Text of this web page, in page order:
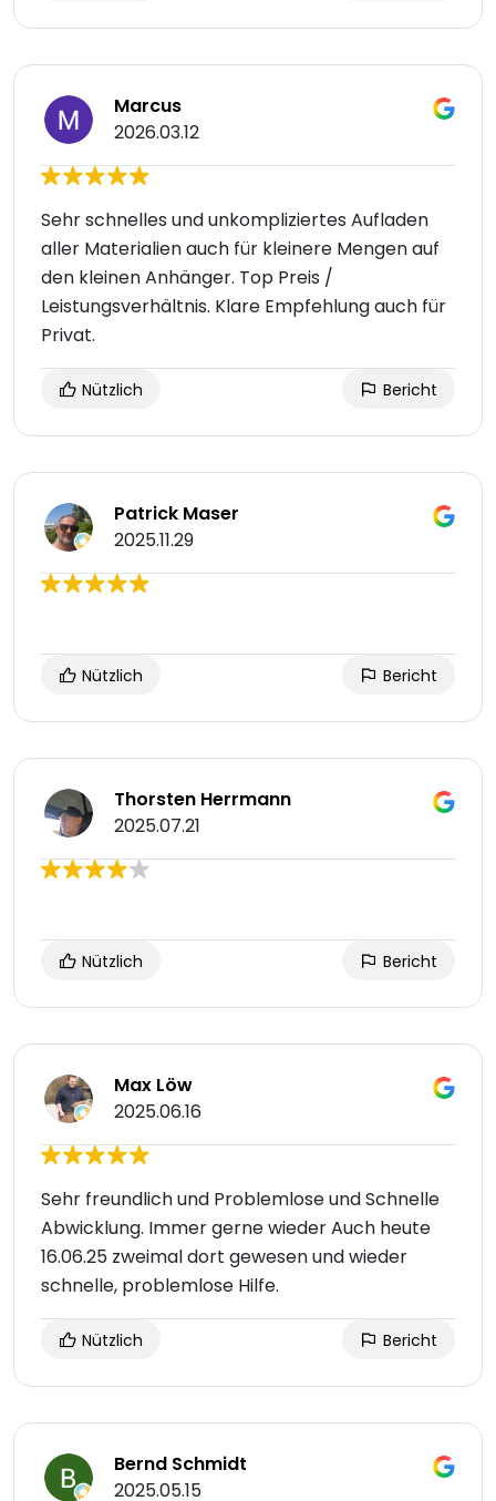
Marcus
2026.03.12
Sehr schnelles und unkompliziertes Aufladen
aller Materialien auch für kleinere Mengen auf
den kleinen Anhänger. Top Preis /
Leistungsverhältnis. Klare Empfehlung auch für
Privat.
Nützlich Bericht
Patrick Maser
2025.11.29
Nützlich Bericht
Thorsten Herrmann
2025.07.21
Nützlich Bericht
Max Löw
2025.06.16
Sehr freundlich und Problemlose und Schnelle
Abwicklung. Immer gerne wieder Auch heute
16.06.25 zweimal dort gewesen und wieder
schnelle, problemlose Hilfe.
Nützlich Bericht
Bernd Schmidt
2025.05.15